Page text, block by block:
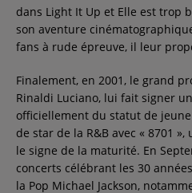
dans Light It Up et Elle est trop
son aventure
fans à rude épreuve, il leur
Finalement, en 2001, le grand
Rinaldi Luciano, lui fait signer
officiellement du statut de
de star de la R&B avec « 8701
le signe de la maturité. En
concerts célébrant les 30
la Pop Michael Jackson,